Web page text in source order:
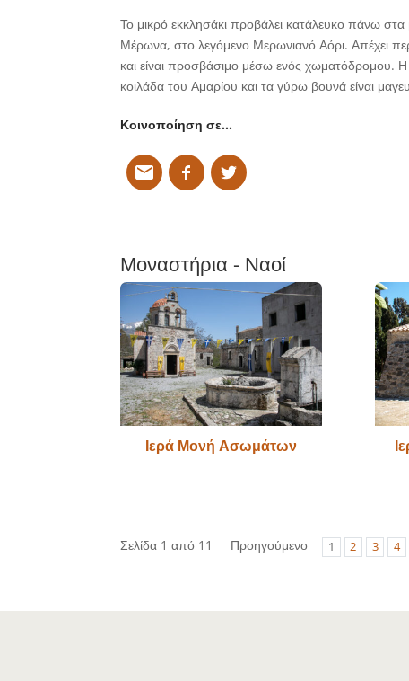
Το μικρό εκκλησάκι προβάλει κατάλευκο πάνω
Μέρωνα, στο λεγόμενο Μερωνιανό Αόρι. Απέχει
και είναι προσβάσιμο μέσω ενός χωματόδρομου.
κοιλάδα του Αμαρίου και τα γύρω βουνά είναι
Κοινοποίηση σε…
Μοναστήρια - Ναοί
Ιερά Μονή Ασωμάτων
Σελίδα 1 από 11 Προηγούμενο 1 2 3 4